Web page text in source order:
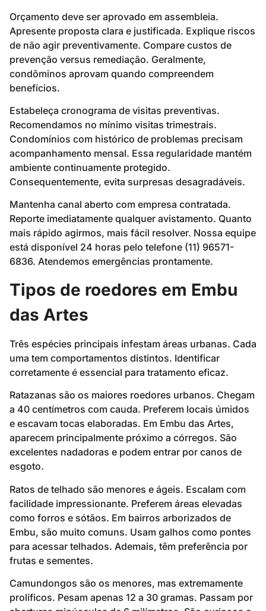
Orçamento deve ser aprovado em assembleia.
Apresente proposta clara e justificada. Explique riscos
de não agir preventivamente. Compare custos de
prevenção versus remediação. Geralmente,
condôminos aprovam quando compreendem
benefícios.
Estabeleça cronograma de visitas preventivas.
Recomendamos no mínimo visitas trimestrais.
Condomínios com histórico de problemas precisam
acompanhamento mensal. Essa regularidade mantém
ambiente continuamente protegido.
Consequentemente, evita surpresas desagradáveis.
Mantenha canal aberto com empresa contratada.
Reporte imediatamente qualquer avistamento. Quanto
mais rápido agirmos, mais fácil resolver. Nossa equipe
está disponível 24 horas pelo telefone (11) 96571-
6836. Atendemos emergências prontamente.
Tipos de roedores em Embu
das Artes
Três espécies principais infestam áreas urbanas. Cada
uma tem comportamentos distintos. Identificar
corretamente é essencial para tratamento eficaz.
Ratazanas são os maiores roedores urbanos. Chegam
a 40 centímetros com cauda. Preferem locais úmidos
e escavam tocas elaboradas. Em Embu das Artes,
aparecem principalmente próximo a córregos. São
excelentes nadadoras e podem entrar por canos de
esgoto.
Ratos de telhado são menores e ágeis. Escalam com
facilidade impressionante. Preferem áreas elevadas
como forros e sótãos. Em bairros arborizados de
Embu, são muito comuns. Usam galhos como pontes
para acessar telhados. Ademais, têm preferência por
frutas e sementes.
Camundongos são os menores, mas extremamente
prolíficos. Pesam apenas 12 a 30 gramas. Passam por